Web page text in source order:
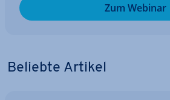
Zum Webinar
Beliebte Artikel